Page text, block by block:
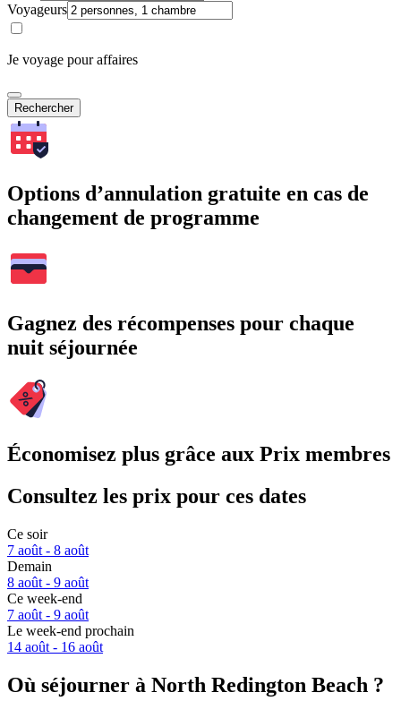
Voyageurs
Je voyage pour affaires
Rechercher
Options d’annulation gratuite en cas de
changement de programme
Gagnez des récompenses pour chaque
nuit séjournée
Économisez plus grâce aux Prix membres
Consultez les prix pour ces dates
Ce soir
7 août - 8 août
Demain
8 août - 9 août
Ce week-end
7 août - 9 août
Le week-end prochain
14 août - 16 août
Où séjourner à North Redington Beach ?